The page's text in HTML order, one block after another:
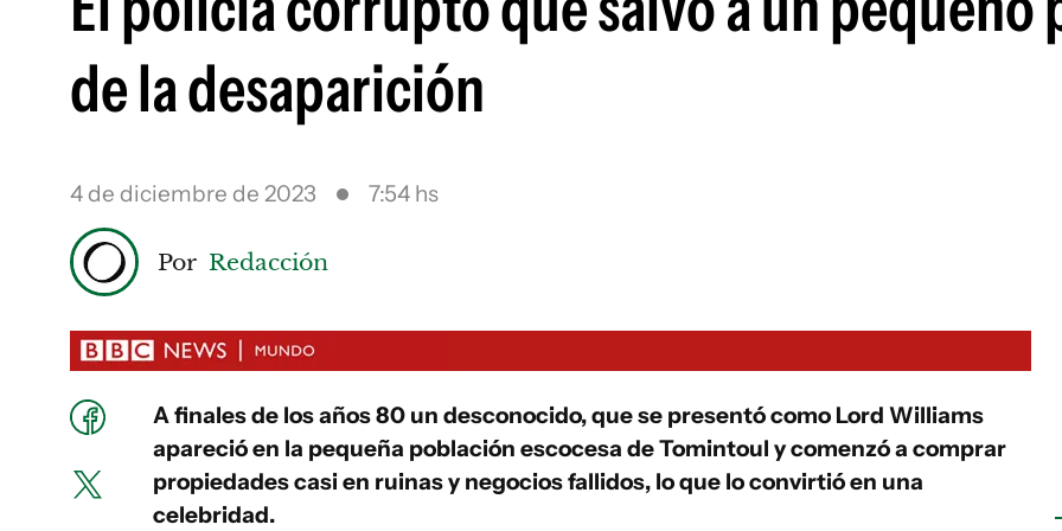
de la desaparición
4 de diciembre de 2023 7:54 hs
Por Redacción
A finales de los años 80 un desconocido, que se presentó como Lord Williams
apareció en la pequeña población escocesa de Tomintoul y comenzó a comprar
propiedades casi en ruinas y negocios fallidos, lo que lo convirtió en una
celebridad.